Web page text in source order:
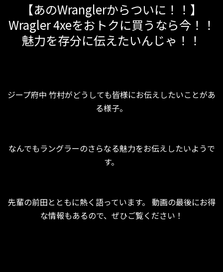
【あのWranglerからついに！！】
Wragler 4xeをおトクに買うなら今！！
魅力を存分に伝えたいんじゃ！！
ジープ府中 竹村がどうしても皆様にお伝えしたいことがあ
る様子。
なんでもラングラーのさらなる魅力をお伝えしたいようで
す。
先輩の前田とともに熱く語っています。 動画の最後にお得
な情報もあるので、ぜひご覧ください！